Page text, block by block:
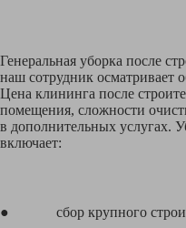
Генеральная уборка после
наш сотрудник осматривает
Цена клининга после
помещения, сложности
в дополнительных услугах.
включает:
● сбор крупного